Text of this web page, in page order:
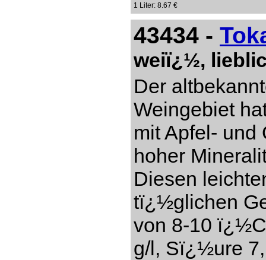
1 Liter: 8.67 €
43434 -
weiï¿½,
Der
Weingebiet
mit Apfel- und
hoher
Diesen
tï¿½glichen
von 8-10
g/l, Sï¿½ure